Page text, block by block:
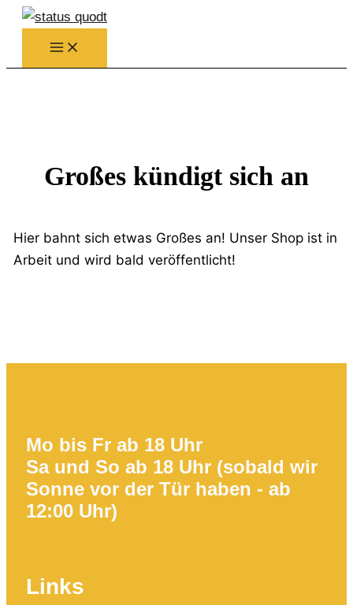
Zum
Inhalt
springen
Großes kündigt sich an
Hier bahnt sich etwas Großes an! Unser Shop ist in
Arbeit und wird bald veröffentlicht!
Mo bis Fr ab 18 Uhr
Sa und So ab 18 Uhr (sobald wir
Sonne vor der Tür haben - ab
12:00 Uhr)
Links